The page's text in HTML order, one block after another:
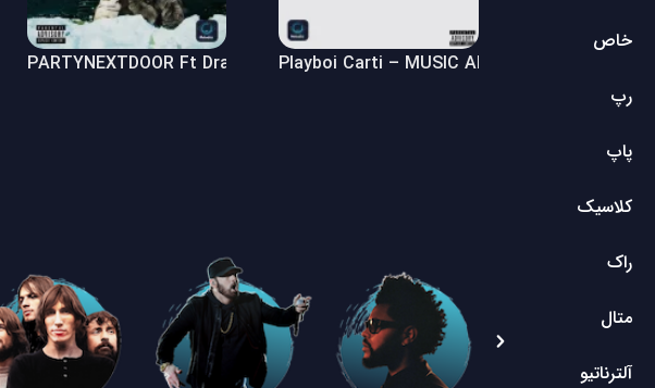
خاص
رپ
پاپ
کلاسیک
راک
متال
آلترناتیو
Playboi Carti – MUSIC Album
PARTYNEXTDOOR Ft Drake – $ome $exy $ongs 4 U Album